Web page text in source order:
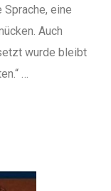
eine
Auch
wurde bleibt
…